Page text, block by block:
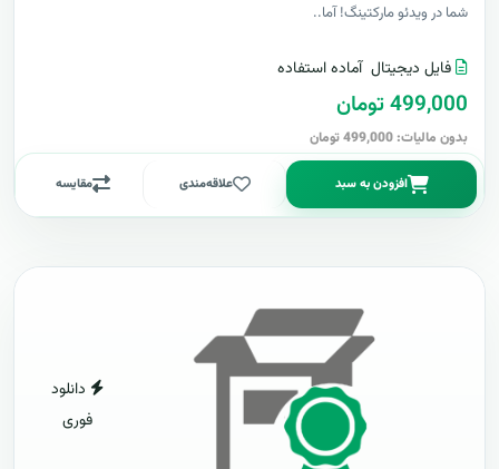
شما در ویدئو مارکتینگ! آما..
فایل دیجیتال آماده استفاده
499,000 تومان
بدون مالیات: 499,000 تومان
افزودن به سبد علاقه‌مندی مقایسه
دانلود
فوری